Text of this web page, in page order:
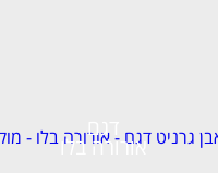
דגם
אורורה בלו